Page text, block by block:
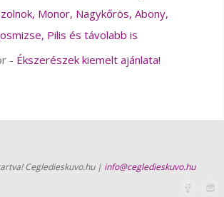
Monor, Nagykőrös, Abony,
Pilis és távolabb is
- Ékszerészek kiemelt ajánlata!
Cegledieskuvo.hu | info@cegledieskuvo.hu